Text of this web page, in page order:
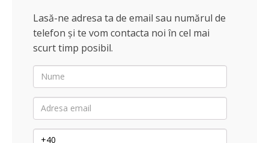
Purificatoare apa
Lasă-ne adresa ta de email sau numărul de
telefon și te vom contacta noi în cel mai
scurt timp posibil.
Nume
Adresa
email
Telefon